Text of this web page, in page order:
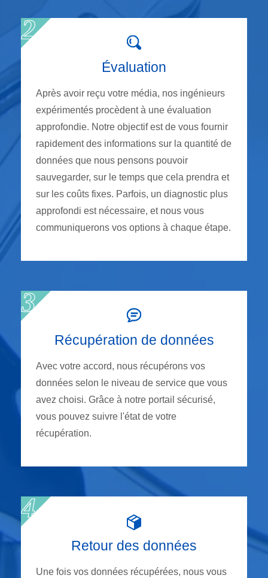
Évaluation
Après avoir reçu votre média, nos ingénieurs
expérimentés procèdent à une évaluation
approfondie. Notre objectif est de vous fournir
rapidement des informations sur la quantité de
données que nous pensons pouvoir
sauvegarder, sur le temps que cela prendra et
sur les coûts fixes. Parfois, un diagnostic plus
approfondi est nécessaire, et nous vous
communiquerons vos options à chaque étape.
Récupération de données
Avec votre accord, nous récupérons vos
données selon le niveau de service que vous
avez choisi. Grâce à notre portail sécurisé,
vous pouvez suivre l'état de votre
récupération.
Retour des données
Une fois vos données récupérées, nous vous